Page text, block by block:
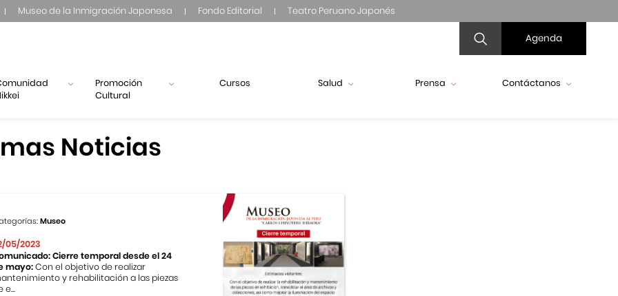
Museo de la Inmigración Japonesa Fondo Editorial Teatro Peruano Japonés
Agenda
Promoción
Cultural
Cursos Salud Prensa Contáctanos
Noticias
Museo
05/2023
Cierre temporal desde el 24
mayo:Con el objetivo de realizar
y rehabilitación a las piezas
e...